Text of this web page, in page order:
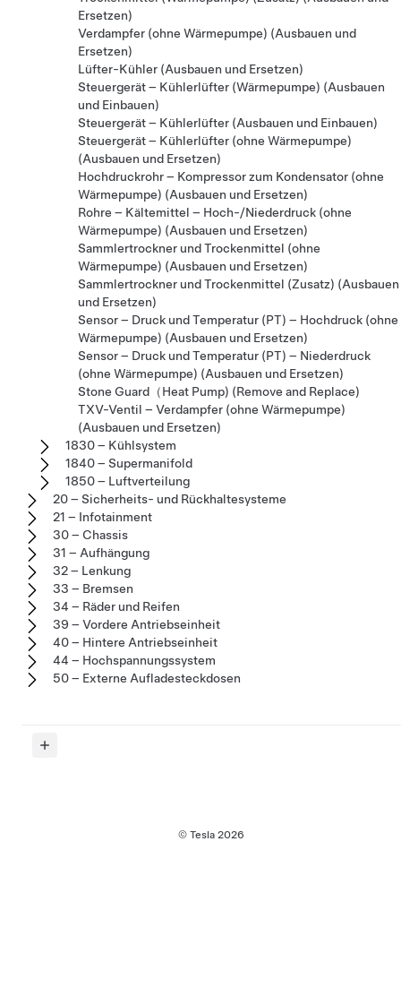
Ersetzen)
Verdampfer (ohne Wärmepumpe) (Ausbauen und
Ersetzen)
Lüfter-Kühler (Ausbauen und Ersetzen)
Steuergerät – Kühlerlüfter (Wärmepumpe) (Ausbauen
und Einbauen)
Steuergerät – Kühlerlüfter (Ausbauen und Einbauen)
Steuergerät – Kühlerlüfter (ohne Wärmepumpe)
(Ausbauen und Ersetzen)
Hochdruckrohr – Kompressor zum Kondensator (ohne
Wärmepumpe) (Ausbauen und Ersetzen)
Rohre – Kältemittel – Hoch-/Niederdruck (ohne
Wärmepumpe) (Ausbauen und Ersetzen)
Sammlertrockner und Trockenmittel (ohne
Wärmepumpe) (Ausbauen und Ersetzen)
Sammlertrockner und Trockenmittel (Zusatz) (Ausbauen
und Ersetzen)
Sensor – Druck und Temperatur (PT) – Hochdruck (ohne
Wärmepumpe) (Ausbauen und Ersetzen)
Sensor – Druck und Temperatur (PT) – Niederdruck
(ohne Wärmepumpe) (Ausbauen und Ersetzen)
Stone Guard（Heat Pump) (Remove and Replace)
TXV-Ventil – Verdampfer (ohne Wärmepumpe)
(Ausbauen und Ersetzen)
1830 – Kühlsystem
1840 – Supermanifold
1850 – Luftverteilung
20 – Sicherheits- und Rückhaltesysteme
21 – Infotainment
30 – Chassis
31 – Aufhängung
32 – Lenkung
33 – Bremsen
34 – Räder und Reifen
39 – Vordere Antriebseinheit
40 – Hintere Antriebseinheit
44 – Hochspannungssystem
50 – Externe Aufladesteckdosen
© Tesla 2026